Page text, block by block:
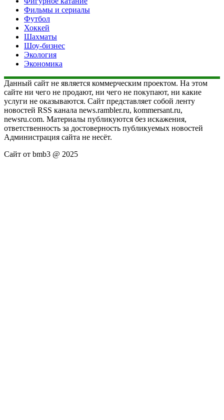
Фильмы и сериалы
Футбол
Хоккей
Шахматы
Шоу-бизнес
Экология
Экономика
Данный сайт не является коммерческим проектом. На этом
сайте ни чего не продают, ни чего не покупают, ни какие
услуги не оказываются. Сайт представляет собой ленту
новостей RSS канала news.rambler.ru, kommersant.ru,
newsru.com. Материалы публикуются без искажения,
ответственность за достоверность публикуемых новостей
Администрация сайта не несёт.
Сайт от bmb3 @ 2025